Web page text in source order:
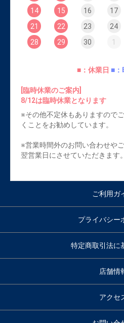
14
15 16 17
21
22 23 24
28
29 30 1
■：休業日 ■：
[臨時休業のご案内]
8/12は臨時休業となります
※その他不定休もありますので
くことをお勧めしています。
※営業時間外のお問い合わせや
翌営業日にさせていただきます。
ご利用ガ
プライバシー
特定商取引法に
店舗情
アクセ